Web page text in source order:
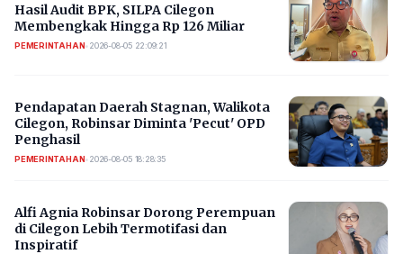
Hasil Audit BPK, SILPA Cilegon
Membengkak Hingga Rp 126 Miliar
PEMERINTAHAN• 2026-08-05 22:09:21
Pendapatan Daerah Stagnan, Walikota
Cilegon, Robinsar Diminta 'Pecut' OPD
Penghasil
PEMERINTAHAN• 2026-08-05 18:28:35
Alfi Agnia Robinsar Dorong Perempuan
di Cilegon Lebih Termotifasi dan
Inspiratif